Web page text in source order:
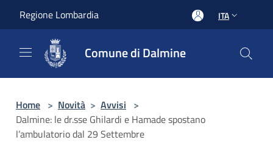
Regione Lombardia ITA
Comune di Dalmine
Home > Novità > Avvisi >
Dalmine: le dr.sse Ghilardi e Hamade spostano
l’ambulatorio dal 29 Settembre